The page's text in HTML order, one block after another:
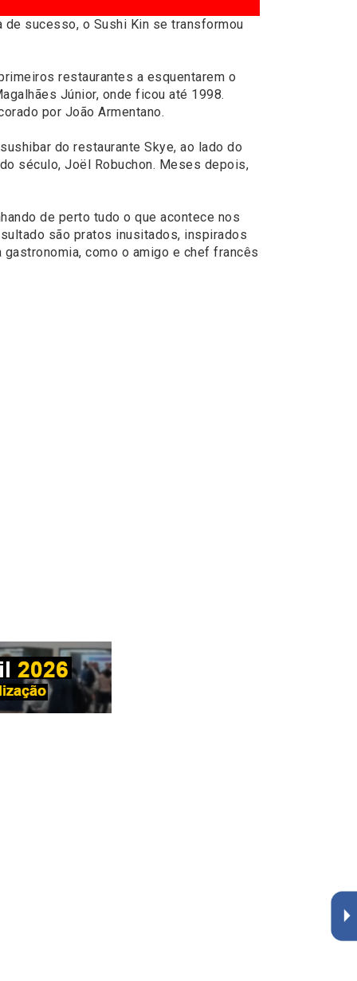
de sucesso, o Sushi Kin se transformou
restaurantes a esquentarem o
Júnior, onde ficou até 1998.
por João Armentano.
do restaurante Skye, ao lado do
século, Joël Robuchon. Meses depois,
de perto tudo o que acontece nos
são pratos inusitados, inspirados
como o amigo e chef francês